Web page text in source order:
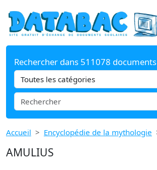
Rechercher dans 511078 documents
Accueil Encyclopédie de la mythologie
AMULIUS